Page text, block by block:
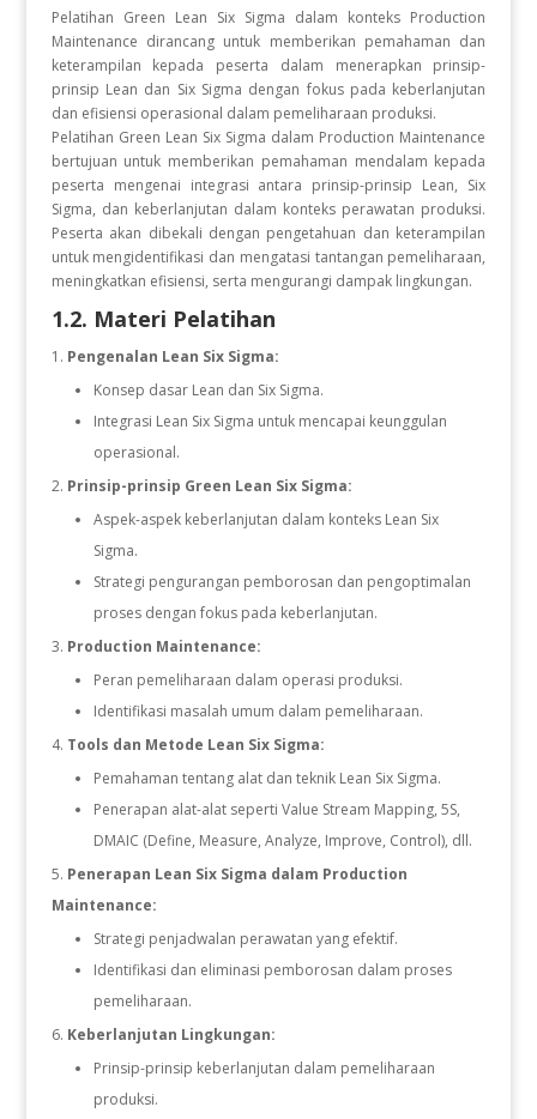
Pelatihan Green Lean Six Sigma dalam konteks Production
Maintenance dirancang untuk memberikan pemahaman dan
keterampilan kepada peserta dalam menerapkan prinsip-
prinsip Lean dan Six Sigma dengan fokus pada keberlanjutan
dan efisiensi operasional dalam pemeliharaan produksi.
Pelatihan Green Lean Six Sigma dalam Production Maintenance
bertujuan untuk memberikan pemahaman mendalam kepada
peserta mengenai integrasi antara prinsip-prinsip Lean, Six
Sigma, dan keberlanjutan dalam konteks perawatan produksi.
Peserta akan dibekali dengan pengetahuan dan keterampilan
untuk mengidentifikasi dan mengatasi tantangan pemeliharaan,
meningkatkan efisiensi, serta mengurangi dampak lingkungan.
1.2. Materi Pelatihan
Pengenalan Lean Six Sigma:
Konsep dasar Lean dan Six Sigma.
Integrasi Lean Six Sigma untuk mencapai keunggulan
operasional.
Prinsip-prinsip Green Lean Six Sigma:
Aspek-aspek keberlanjutan dalam konteks Lean Six
Sigma.
Strategi pengurangan pemborosan dan pengoptimalan
proses dengan fokus pada keberlanjutan.
Production Maintenance:
Peran pemeliharaan dalam operasi produksi.
Identifikasi masalah umum dalam pemeliharaan.
Tools dan Metode Lean Six Sigma:
Pemahaman tentang alat dan teknik Lean Six Sigma.
Penerapan alat-alat seperti Value Stream Mapping, 5S,
DMAIC (Define, Measure, Analyze, Improve, Control), dll.
Penerapan Lean Six Sigma dalam Production
Maintenance:
Strategi penjadwalan perawatan yang efektif.
Identifikasi dan eliminasi pemborosan dalam proses
pemeliharaan.
Keberlanjutan Lingkungan:
Prinsip-prinsip keberlanjutan dalam pemeliharaan
produksi.